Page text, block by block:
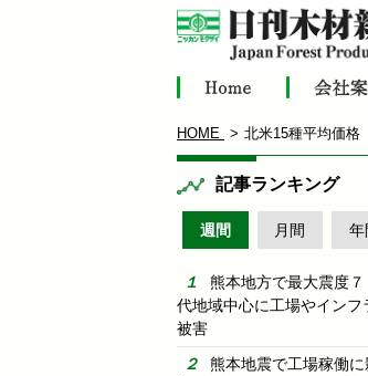
HOME 北米15種平均価
記事ランキング
週間 月間 年
熊本地方で最大震度
代地域中心に工場やインフ
被害
熊本地震で工場稼働に